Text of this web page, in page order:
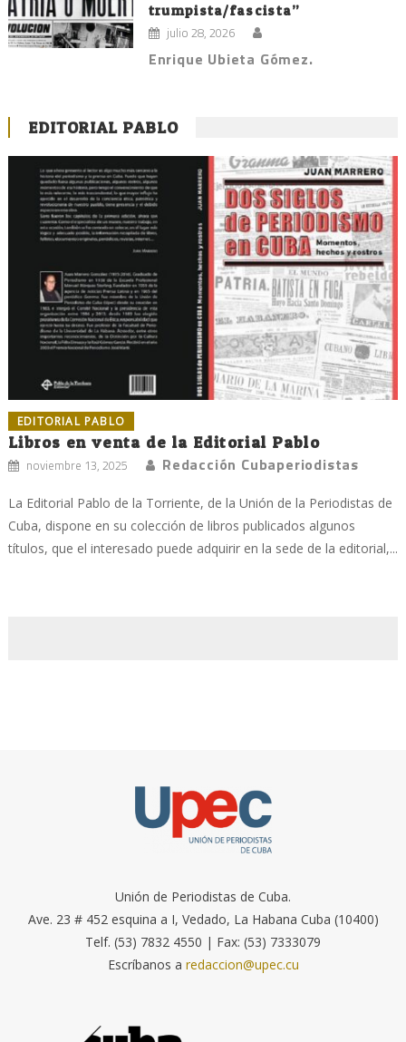
trumpista/fascista”
julio 28, 2026
Enrique Ubieta Gómez.
EDITORIAL PABLO
EDITORIAL PABLO
Libros en venta de la Editorial Pablo
noviembre 13, 2025 Redacción Cubaperiodistas
La Editorial Pablo de la Torriente, de la Unión de la Periodistas de
Cuba, dispone en su colección de libros publicados algunos
títulos, que el interesado puede adquirir en la sede de la editorial,...
Unión de Periodistas de Cuba.
Ave. 23 # 452 esquina a I, Vedado, La Habana Cuba (10400)
Telf. (53) 7832 4550 | Fax: (53) 7333079
Escríbanos a redaccion@upec.cu